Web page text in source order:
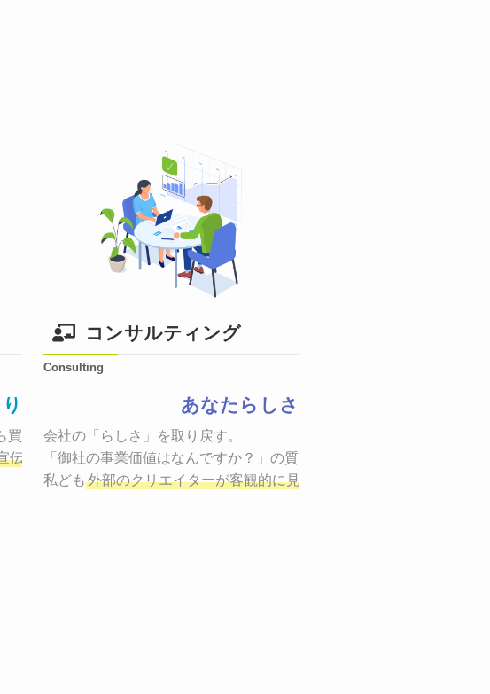
けるために、適切な方法を企画しご提案いたします。
いたくなる状態をつくるために、適した場所へ適切なターゲットに向け
伝に効果検証までの一連のプロセスを考え実行・検証・修正
コンサルティング
Consulting
あなたらしさ
会社の「らしさ」を取り戻す。
「御社の事業価値はなんですか？」の質問に答えることはできるでし
私ども 外部のクリエイターが客観的に見ながら最終的な絵を描き、